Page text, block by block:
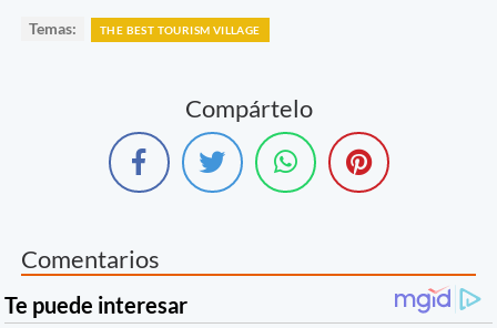
Temas: THE BEST TOURISM VILLAGE
Compártelo
Comentarios